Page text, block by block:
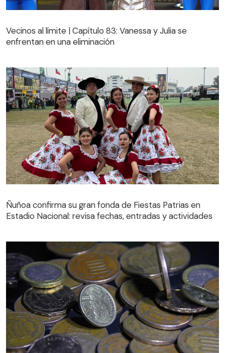
enfrentan en una eliminación
Vecinos al límite | Capítulo 83: Vanessa y Julia se
enfrentan en una eliminación
Ñuñoa confirma su gran fonda de Fiestas Patrias en
Estadio Nacional: revisa fechas, entradas y actividades